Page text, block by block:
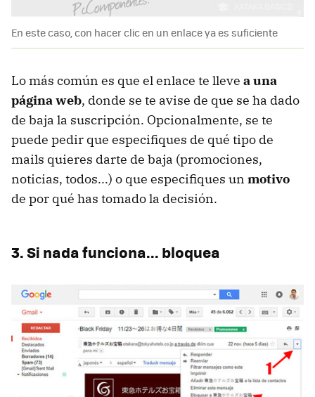
En este caso, con hacer clic en un enlace ya es suficiente
Lo más común es que el enlace te lleve a una
página web, donde se te avise de que se ha dado
de baja la suscripción. Opcionalmente, se te
puede pedir que especifiques de qué tipo de
mails quieres darte de baja (promociones,
noticias, todos...) o que especifiques un motivo
de por qué has tomado la decisión.
3. Si nada funciona... bloquea